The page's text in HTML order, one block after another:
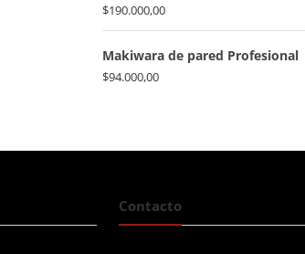
$190.000,00
Makiwara de pared Profesional
$94.000,00
Contacto